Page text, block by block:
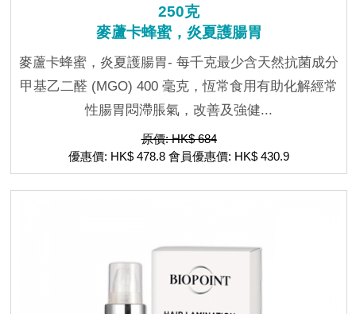
250克
麥蘆卡蜂蜜，炎夏護腸胃
麥蘆卡蜂蜜，炎夏護腸胃- 每千克最少含天然抗菌成分
甲基乙二醛 (MGO) 400 毫克，恆常食用有助化解經常
性腸胃悶滯脹氣，改善及強健...
原價: HK$ 684
優惠價: HK$ 478.8 會員優惠價: HK$ 430.9